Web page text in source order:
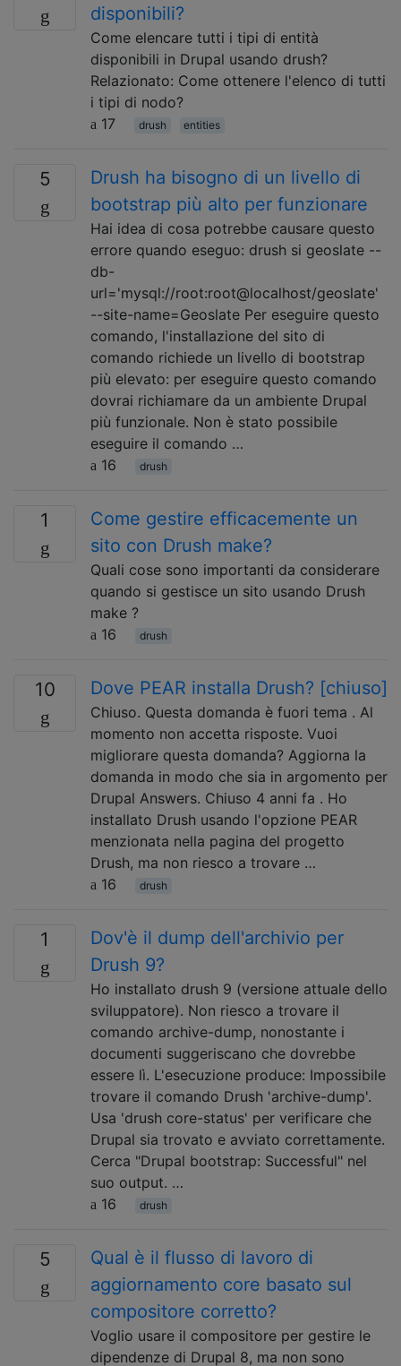
disponibili?
Come elencare tutti i tipi di entità
disponibili in Drupal usando drush?
Relazionato: Come ottenere l'elenco di tutti
i tipi di nodo?
17
drush entities
5
Drush ha bisogno di un livello di
bootstrap più alto per funzionare
Hai idea di cosa potrebbe causare questo
errore quando eseguo: drush si geoslate --
db-
url='mysql://root:root@localhost/geoslate'
--site-name=Geoslate Per eseguire questo
comando, l'installazione del sito di
comando richiede un livello di bootstrap
più elevato: per eseguire questo comando
dovrai richiamare da un ambiente Drupal
più funzionale. Non è stato possibile
eseguire il comando …
16
drush
1
Come gestire efficacemente un
sito con Drush make?
Quali cose sono importanti da considerare
quando si gestisce un sito usando Drush
make ?
16
drush
10 Dove PEAR installa Drush? [chiuso]
Chiuso. Questa domanda è fuori tema . Al
momento non accetta risposte. Vuoi
migliorare questa domanda? Aggiorna la
domanda in modo che sia in argomento per
Drupal Answers. Chiuso 4 anni fa . Ho
installato Drush usando l'opzione PEAR
menzionata nella pagina del progetto
Drush, ma non riesco a trovare …
16
drush
1
Dov'è il dump dell'archivio per
Drush 9?
Ho installato drush 9 (versione attuale dello
sviluppatore). Non riesco a trovare il
comando archive-dump, nonostante i
documenti suggeriscano che dovrebbe
essere lì. L'esecuzione produce: Impossibile
trovare il comando Drush 'archive-dump'.
Usa 'drush core-status' per verificare che
Drupal sia trovato e avviato correttamente.
Cerca "Drupal bootstrap: Successful" nel
suo output. …
16
drush
5
Qual è il flusso di lavoro di
aggiornamento core basato sul
compositore corretto?
Voglio usare il compositore per gestire le
dipendenze di Drupal 8, ma non sono